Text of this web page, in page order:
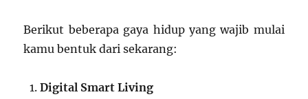
Berikut beberapa gaya hidup yang wajib mulai
kamu bentuk dari sekarang:
Digital Smart Living